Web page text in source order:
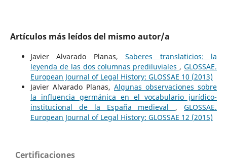
Artículos más leídos del mismo autor/a
Javier Alvarado Planas,Saberes translaticios: la
leyenda de las dos columnas prediluviales ,GLOSSAE.
European Journal of Legal History: GLOSSAE 10 (2013)
Javier Alvarado Planas,Algunas observaciones sobre
la influencia germánica en el vocabulario jurídico-
institucional de la España medieval ,GLOSSAE.
European Journal of Legal History: GLOSSAE 12 (2015)
Certificaciones